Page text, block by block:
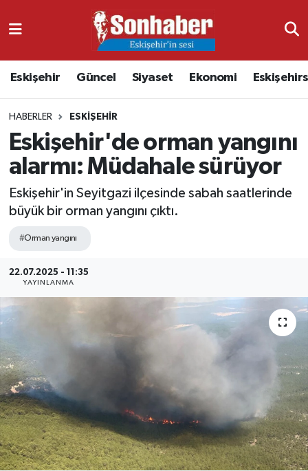
Eskişehir Güncel Siyaset Ekonomi
HABERLER ESKIŞEHIR
Eskişehir'de orman yangını
alarmı: Müdahale sürüyor
Eskişehir'in Seyitgazi ilçesinde sabah saatlerinde
büyük bir orman yangını çıktı.
#Orman yangını
22.07.2025 - 11:35
YAYINLANMA
Ekonomi
Güncel
Kültür & Sanat
Sağlık
Nöbetçi Eczaneler
Namaz Vakitleri
Trafik Durumu
Süper Lig Puan Durumu ve Fikstür
Haber Arşivi